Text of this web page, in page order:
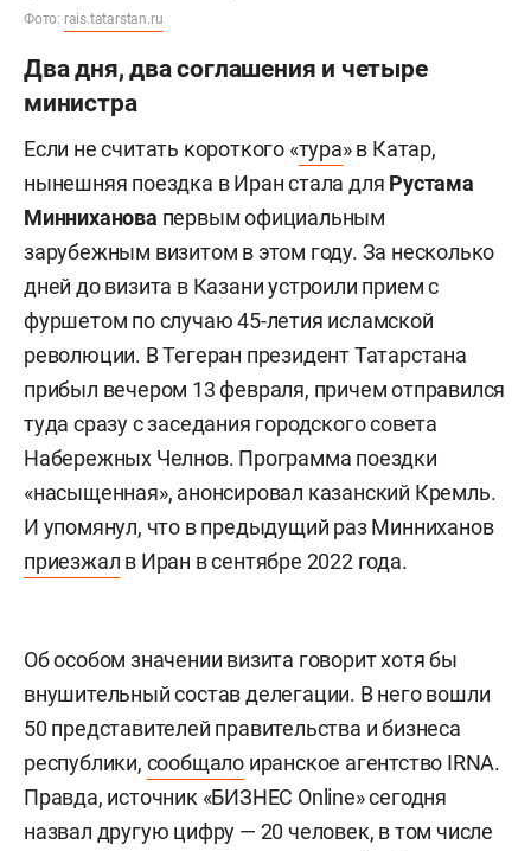
Фото: rais.tatarstan.ru
Два дня, два соглашения и четыре
министра
Если не считать короткого «тура» в Катар,
нынешняя поездка в Иран стала для Рустама
Минниханова первым официальным
зарубежным визитом в этом году. За несколько
дней до визита в Казани устроили прием с
фуршетом по случаю 45-летия исламской
революции. В Тегеран президент Татарстана
прибыл вечером 13 февраля, причем отправился
туда сразу с заседания городского совета
Набережных Челнов. Программа поездки
«насыщенная», анонсировал казанский Кремль.
И упомянул, что в предыдущий раз Минниханов
приезжал в Иран в сентябре 2022 года.
Об особом значении визита говорит хотя бы
внушительный состав делегации. В него вошли
50 представителей правительства и бизнеса
республики, сообщало иранское агентство IRNA.
Правда, источник «БИЗНЕС Online» сегодня
назвал другую цифру — 20 человек, в том числе